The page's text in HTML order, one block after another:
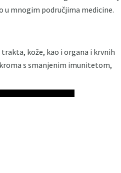
u mnogim područjima medicine.
kože, kao i organa i krvnih
s smanjenim imunitetom,